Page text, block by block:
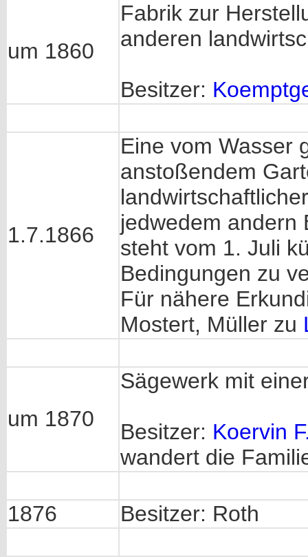
um 1860
Fabrik zur
anderen
Besitzer:
1.7.1866
Eine vom Wasser
anstoßendem
jedwedem andern
steht vom 1. Juli
Bedingungen zu
Für nähere
Mostert, Müller zu
um 1870
Sägewerk mit
Besitzer: Koervin
wandert die
1876 Besitzer: Roth